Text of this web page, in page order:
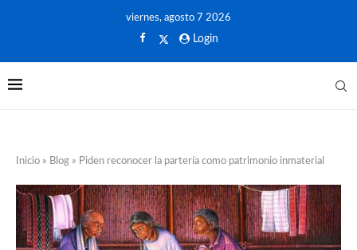
viernes, agosto 7 2026
Login
Inicio » Blog » Piden reconocer la partería como patrimonio inmaterial